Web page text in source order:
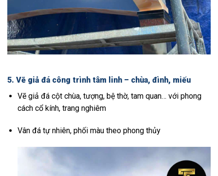
5. Vẽ giả đá công trình tâm linh – chùa, đình, miếu
Vẽ giả đá cột chùa, tượng, bệ thờ, tam quan… với phong
cách cổ kính, trang nghiêm
Vân đá tự nhiên, phối màu theo phong thủy